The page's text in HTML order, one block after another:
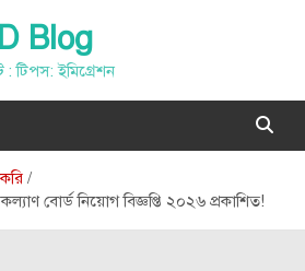
Blog
: টিপস: ইমিগ্রেশন
বোর্ড নিয়োগ বিজ্ঞপ্তি ২০২৬ প্রকাশিত!